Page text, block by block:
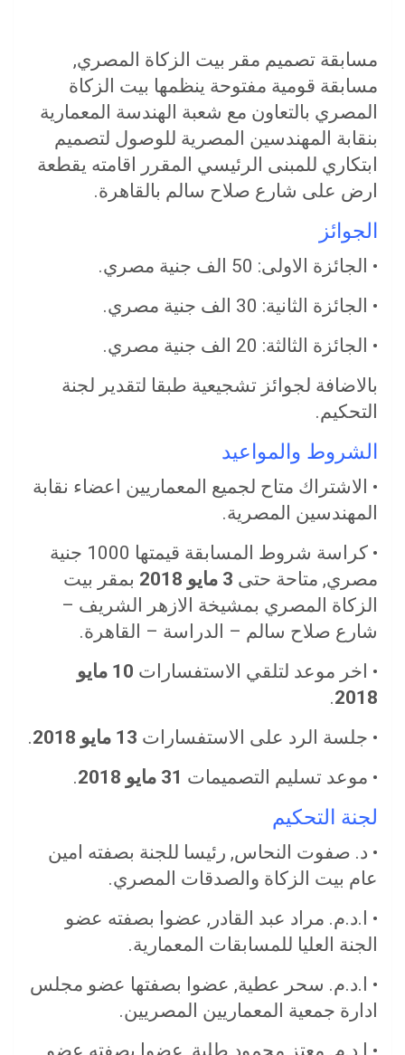
مسابقة تصميم مقر بيت الزكاة المصري,
مسابقة قومية مفتوحة ينظمها بيت الزكاة
المصري بالتعاون مع شعبة الهندسة المعمارية
بنقابة المهندسين المصرية للوصول لتصميم
ابتكاري للمبنى الرئيسي المقرر اقامته يقطعة
ارض على شارع صلاح سالم بالقاهرة.
الجوائز
• الجائزة الاولى: 50 الف جنية مصري.
• الجائزة الثانية: 30 الف جنية مصري.
• الجائزة الثالثة: 20 الف جنية مصري.
بالاضافة لجوائز تشجيعية طبقا لتقدير لجنة
التحكيم.
الشروط والمواعيد
• الاشتراك متاح لجميع المعماريين اعضاء نقابة
المهندسين المصرية.
• كراسة شروط المسابقة قيمتها 1000 جنية
مصري, متاحة حتى 3 مايو 2018
بمقر بيت
الزكاة المصري بمشيخة الازهر الشريف –
شارع صلاح سالم – الدراسة – القاهرة.
• اخر موعد لتلقي الاستفسارات
10 مايو
2018
.
• جلسة الرد على الاستفسارات 13 مايو 2018
.
• موعد تسليم التصميمات 31 مايو 2018 .
لجنة التحكيم
• د. صفوت النحاس, رئيسا للجنة بصفته امين
عام بيت الزكاة والصدقات المصري.
• ا.د.م. مراد عبد القادر, عضوا بصفته عضو
الجنة العليا للمسابقات المعمارية.
• ا.د.م. سحر عطية, عضوا بصفتها عضو مجلس
ادارة جمعية المعماريين المصريين.